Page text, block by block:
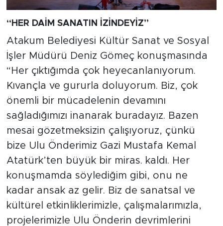
“HER DAİM SANATIN İZİNDEYİZ”
Atakum Belediyesi Kültür Sanat ve Sosyal
İşler Müdürü Deniz Gömeç konuşmasında
“Her çıktığımda çok heyecanlanıyorum.
Kıvançla ve gururla doluyorum. Biz, çok
önemli bir mücadelenin devamını
sağladığımızı inanarak buradayız. Bazen
mesai gözetmeksizin çalışıyoruz, çünkü
bize Ulu Önderimiz Gazi Mustafa Kemal
Atatürk’ten büyük bir miras. kaldı. Her
konuşmamda söylediğim gibi, onu ne
kadar ansak az gelir. Biz de sanatsal ve
kültürel etkinliklerimizle, çalışmalarımızla,
projelerimizle Ulu Önderin devrimlerini